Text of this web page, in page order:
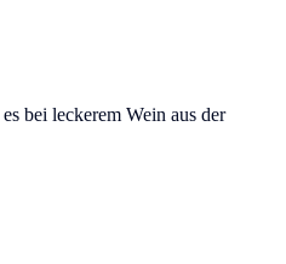
bei leckerem Wein aus der